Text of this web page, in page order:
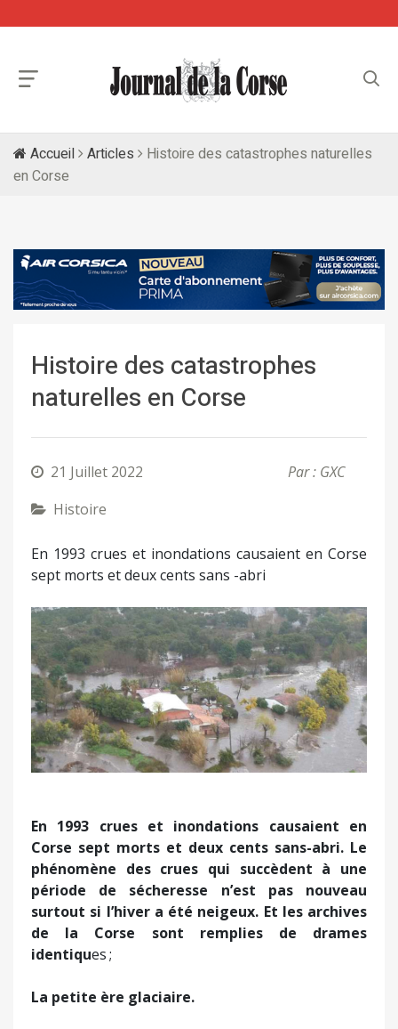
Accueil Articles
Histoire des catastrophes naturelles
en Corse
Histoire des catastrophes
naturelles en Corse
21 Juillet 2022
Par : GXC
Histoire
En 1993 crues et inondations causaient en Corse
sept morts et deux cents sans -abri
En 1993 crues et inondations causaient en
Corse sept morts et deux cents sans-abri. Le
phénomène des crues qui succèdent à une
période de sécheresse n’est pas nouveau
surtout si l’hiver a été neigeux. Et les archives
de la Corse sont remplies de drames
identiques ;
La petite ère glaciaire.